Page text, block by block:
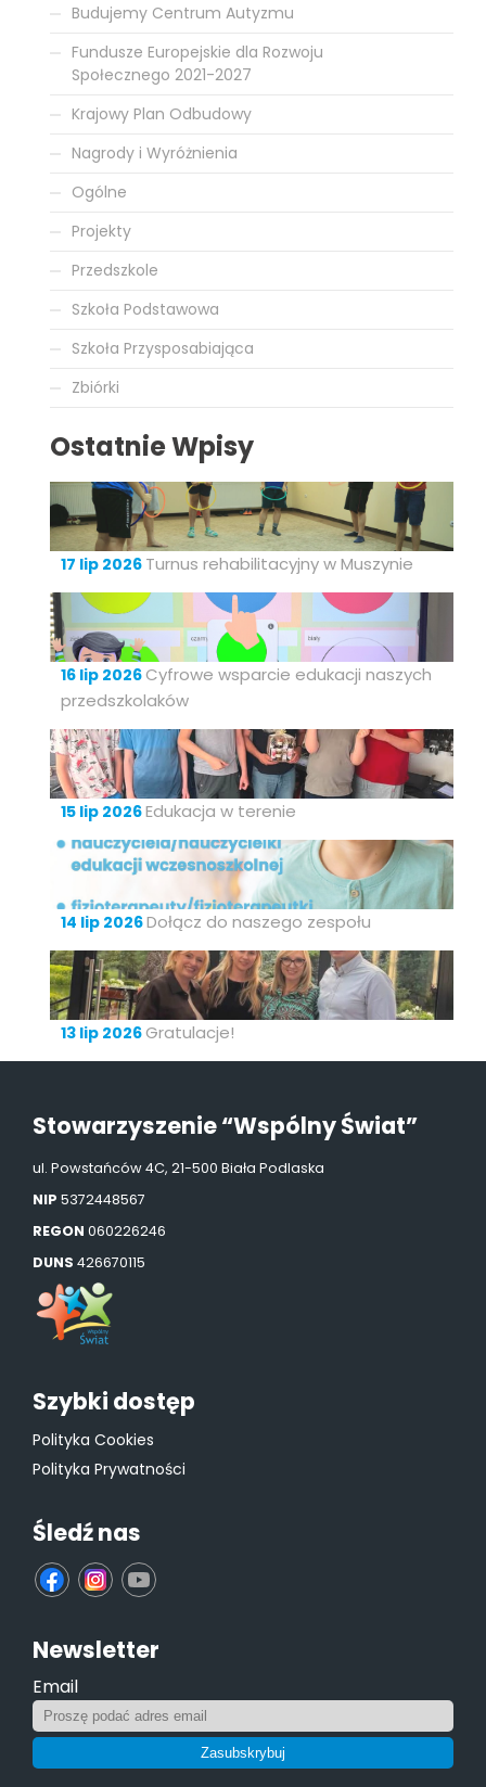
Budujemy Centrum Autyzmu
Fundusze Europejskie dla Rozwoju
Społecznego 2021-2027
Krajowy Plan Odbudowy
Nagrody i Wyróżnienia
Ogólne
Projekty
Przedszkole
Szkoła Podstawowa
Szkoła Przysposabiająca
Zbiórki
Ostatnie Wpisy
17 lip 2026 Turnus rehabilitacyjny w Muszynie
16 lip 2026 Cyfrowe wsparcie edukacji naszych
przedszkolaków
15 lip 2026Edukacja w terenie
14 lip 2026Dołącz do naszego zespołu
13 lip 2026 Gratulacje!
Stowarzyszenie “Wspólny Świat”
ul. Powstańców 4C, 21-500 Biała Podlaska
NIP 5372448567
REGON 060226246
DUNS 426670115
Szybki dostęp
Polityka Cookies
Polityka Prywatności
Śledź nas
fb ins yt
Newsletter
Email
Zasubskrybuj